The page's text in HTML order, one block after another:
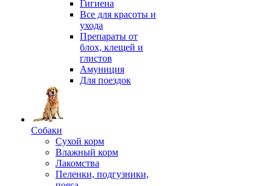
Гигиена
Все для красоты и
ухода
Препараты от
блох, клещей и
глистов
Амуниция
Для поездок
Собаки
Сухой корм
Влажный корм
Лакомства
Пеленки, подгузники,